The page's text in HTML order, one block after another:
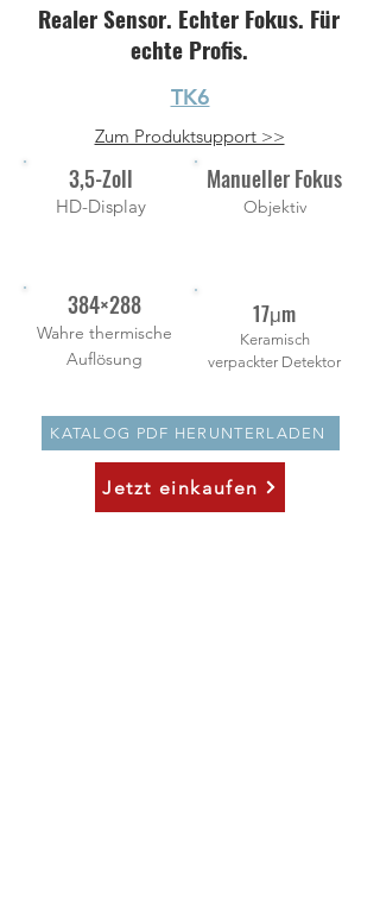
Realer Sensor. Echter Fokus. Für
echte Profis.
TK6
Zum Produktsupport >>
3,5-Zoll
HD-Display
Manueller Fokus
Objektiv
384×288
Wahre thermische
Auflösung
17μm
Keramisch
verpackter Detektor
KATALOG PDF HERUNTERLADEN
Jetzt einkaufen